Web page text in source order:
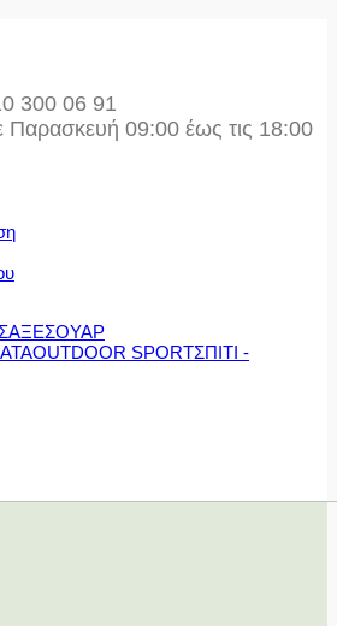
300 06 91
Παρασκευή 09:00 έως τις 18:00
ΑΞΕΣΟΥΑΡ
OUTDOOR SPORTΣΠΙΤΙ -